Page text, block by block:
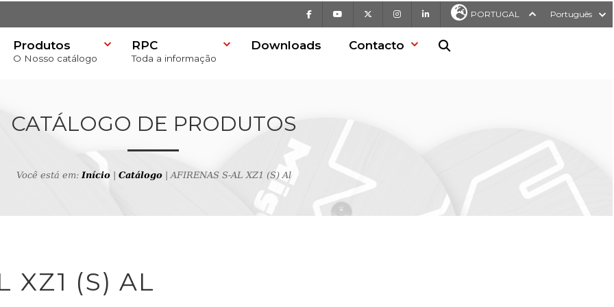
Facebook Youtube InstagramLinkedIn PORTUGAL Português
Produtos
O Nosso catálogo
RPC
Toda a informação
Downloads Contacto
CATÁLOGO DE PRODUTOS
Você está em:Início| Catálogo| AFIRENAS S-AL XZ1 (S) Al
XZ1 (S) AL